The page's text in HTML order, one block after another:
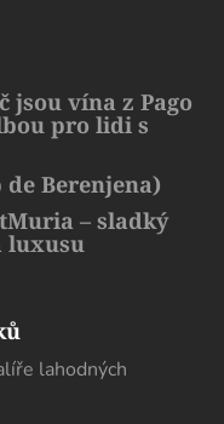
jsou vína z Pago
pro lidi s
Berenjena)
– sladký
luxusu
lahodných